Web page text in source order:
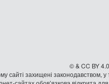
© & CC BY 4.0
сайті захищені законодавством,